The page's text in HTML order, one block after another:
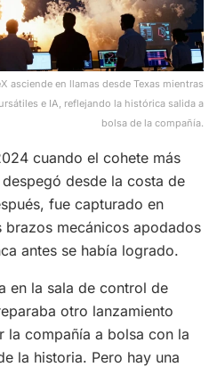
asciende en llamas desde Texas mientras
e IA, reflejando la histórica salida a
bolsa de la compañía.
cuando el cohete más
desde la costa de
fue capturado en
brazos mecánicos apodados
antes se había logrado.
en la sala de control de
otro lanzamiento
la compañía a bolsa con la
la historia. Pero hay una